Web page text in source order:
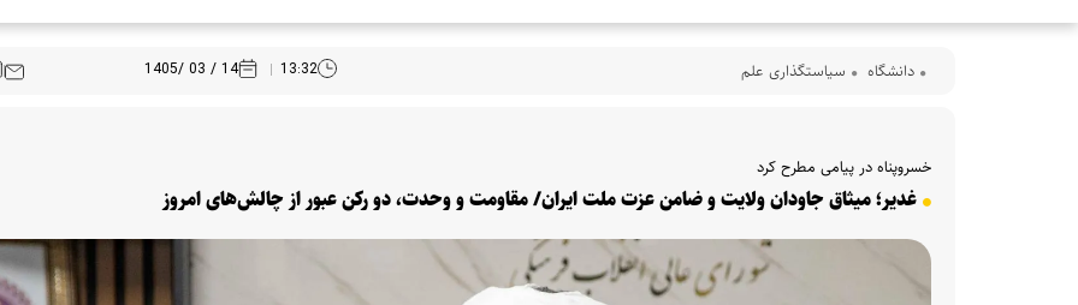
دانشگاه سیاستگذاری علم 13:32
14 / 03 /1405
خسروپناه در پیامی مطرح کرد
غدیر؛ میثاق جاودان ولایت و ضامن عزت ملت ایران/ مقاومت و وحدت، دو رکن عبور از چالش‌های امروز